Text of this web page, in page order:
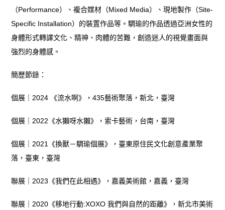
（Performance）、複合媒材（Mixed Media）、現地製作（Site-
Specific Installation）的裝置作品等。騆瑜的作品透過亞洲女性的
身體形式轉譯文化、精神、肉體的苦難，創造迷人的視覺畫面與
強烈的身體感。
簡歷節錄：
個展｜2024 《流水啊》，435藝術聚落，新北，臺灣
個展｜2022《水獺呀水獺》，索卡藝術，台南，臺灣
個展｜2021《換獸－騆瑜個展》，臺東原住民文化創意產業聚
落，臺東，臺灣
聯展｜2023《我們在此相遇》，嘉義美術館，嘉義，臺灣
聯展｜2020《移地行動:XOXO 我們與自然的距離》，新北市美術